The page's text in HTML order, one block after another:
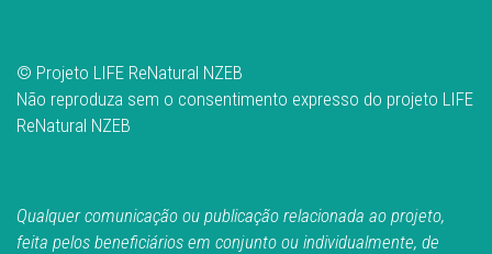
© Projeto LIFE ReNatural NZEB
Não reproduza sem o consentimento expresso do projeto LIFE
ReNatural NZEB
Qualquer comunicação ou publicação relacionada ao projeto,
feita pelos beneficiários em conjunto ou individualmente, de